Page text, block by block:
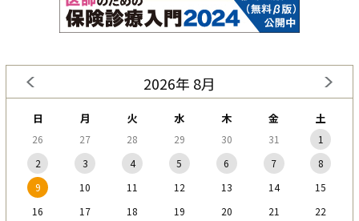
2026年 8月
日 月 火 水 木 金 土
26 27 28 29 30 31
1
2
3 4 5 6 7
8
9
10 11 12 13 14
15
16
17 18 19 20 21
22